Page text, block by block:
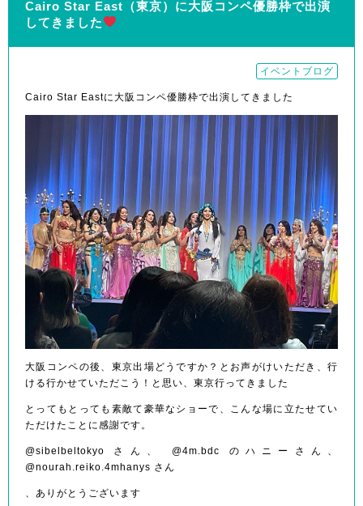
Cairo Star East（東京）に大阪コンペ優勝枠で出演
してきました
イベントブログ
Cairo Star Eastに大阪コンペ優勝枠で出演してきました
大阪コンペの後、東京出場どうですか？とお声がけいただき、行
ける行かせていただこう！と思い、東京行ってきました
とってもとっても素敵て豪華なショーで、こんな場に立たせてい
ただけたことに感謝です。
@sibelbeltokyo さん、 @4m.bdc のハニーさん、
@nourah.reiko.4mhanys さん
、ありがとうございます